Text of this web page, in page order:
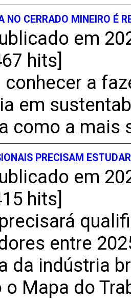
NO CERRADO MINEIRO É
em
hits]
a
em
como a mais
PRECISAM
em
hits]
entre
da indústria
o Mapa do